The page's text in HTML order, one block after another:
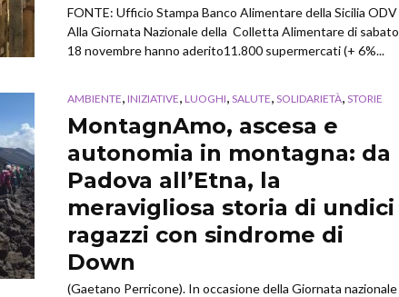
FONTE: Ufficio Stampa Banco Alimentare della Sicilia ODV
Alla Giornata Nazionale della Colletta Alimentare di sabato
18 novembre hanno aderito11.800 supermercati (+ 6%...
AMBIENTE, INIZIATIVE, LUOGHI, SALUTE, SOLIDARIETÀ, STORIE
MontagnAmo, ascesa e
autonomia in montagna: da
Padova all’Etna, la
meravigliosa storia di undici
ragazzi con sindrome di
Down
(Gaetano Perricone). In occasione della Giornata nazionale